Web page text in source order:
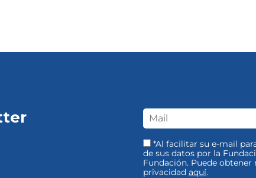
*Al facilitar su e-mail
de sus datos por la
Fundación. Puede
privacidad aquí.